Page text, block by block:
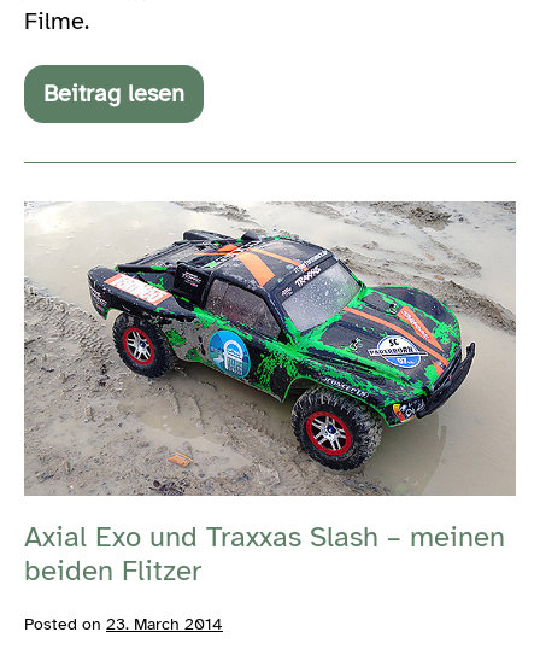
Filme.
Beitrag lesen
Traxxas
Slash
Exo
Action
Axial
Exo
und
Traxxas
Slash
–
meinen
beiden
Flitzer
Axial Exo und Traxxas Slash – meinen
beiden Flitzer
Posted on 23. March 2014